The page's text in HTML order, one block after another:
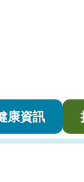
康資訊